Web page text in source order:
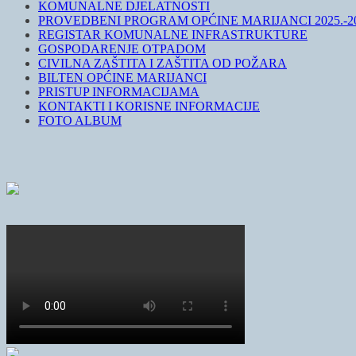
KOMUNALNE DJELATNOSTI
PROVEDBENI PROGRAM OPĆINE MARIJANCI 2025.-
REGISTAR KOMUNALNE INFRASTRUKTURE
GOSPODARENJE OTPADOM
CIVILNA ZAŠTITA I ZAŠTITA OD POŽARA
BILTEN OPĆINE MARIJANCI
PRISTUP INFORMACIJAMA
KONTAKTI I KORISNE INFORMACIJE
FOTO ALBUM